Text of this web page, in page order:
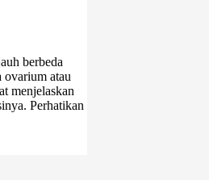
berbeda
ovarium atau
menjelaskan
Perhatikan